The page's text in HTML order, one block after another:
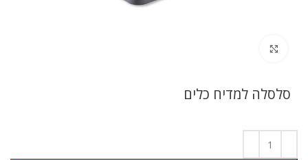
סלסלה למדיח כלים